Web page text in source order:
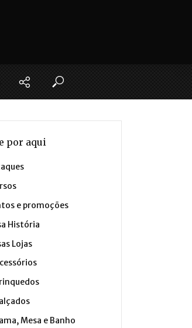
por aqui
e promoções
História
Lojas
Mesa e Banho